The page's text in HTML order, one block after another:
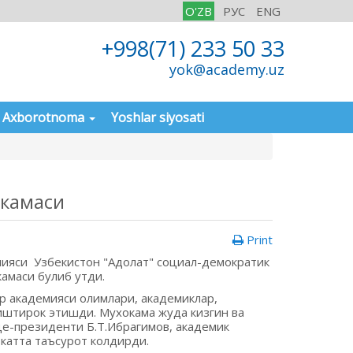
O'ZB РУС ENG
+998(71) 233 50 33
yok@academy.uz
Axborotnoma Yoshlar siyosati
Print
Узбекистон "Адолат" социал-демократик
булиб утди.
олимлари, академиклар,
этишди. Мухокама жуда кизгин ва
президенти Б.Т.Ибрагимов, академик
таъсурот колдирди.